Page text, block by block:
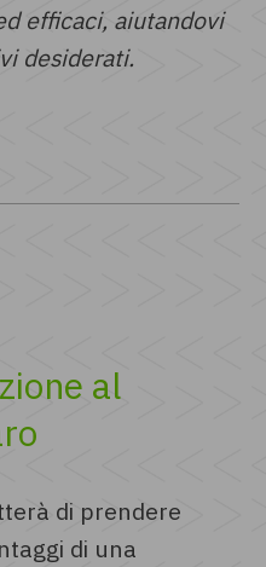
efficaci, aiutandovi
desiderati.
al
di prendere
di una